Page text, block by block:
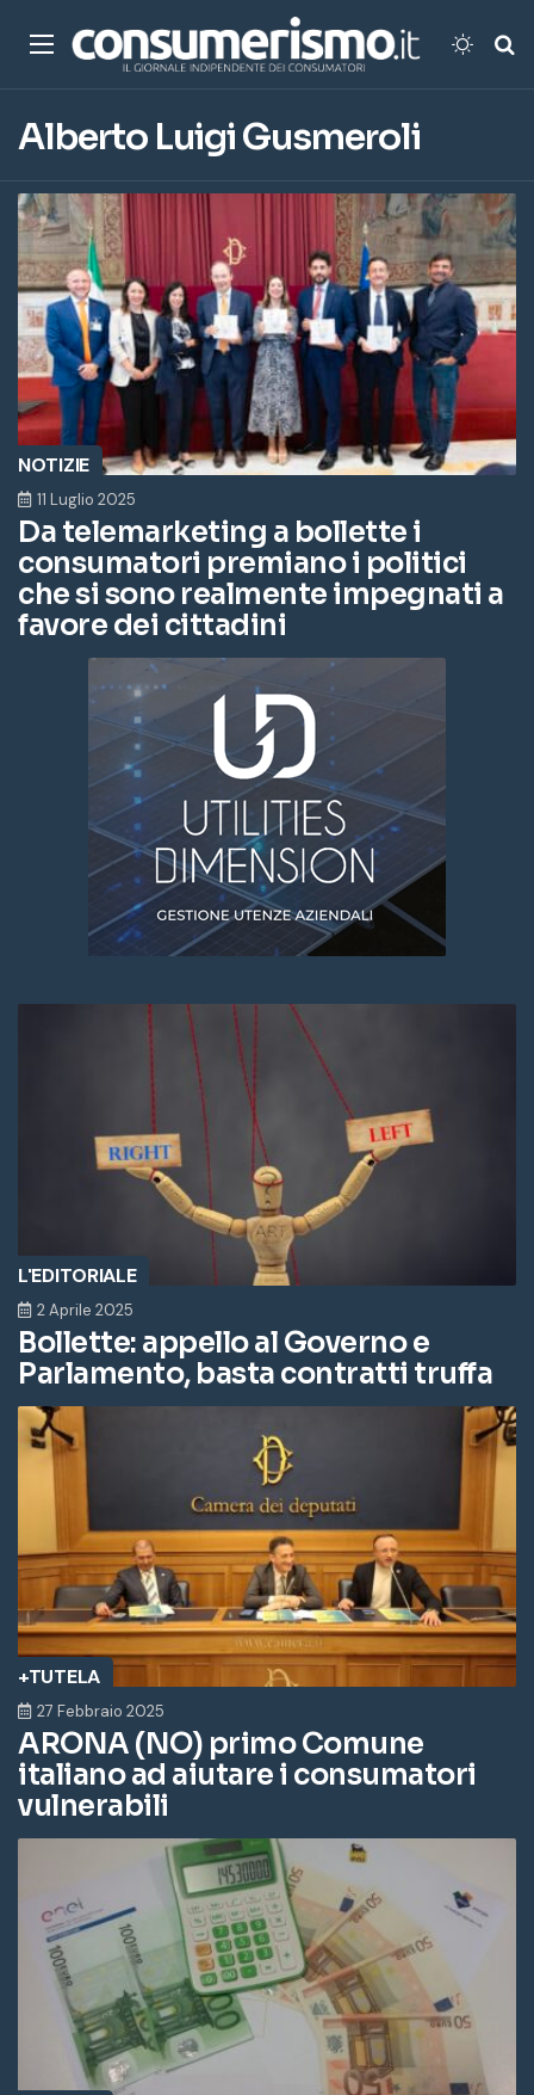
Menu
Alberto Luigi Gusmeroli
NOTIZIE
11 Luglio 2025
Da telemarketing a bollette i
consumatori premiano i politici
che si sono realmente impegnati a
favore dei cittadini
L'EDITORIALE
2 Aprile 2025
Bollette: appello al Governo e
Parlamento, basta contratti truffa
+TUTELA
27 Febbraio 2025
ARONA (NO) primo Comune
italiano ad aiutare i consumatori
vulnerabili